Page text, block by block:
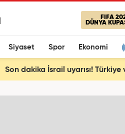
FIFA
DÜNYA
Siyaset Spor Ekonomi
Son dakika İsrail uyarısı!